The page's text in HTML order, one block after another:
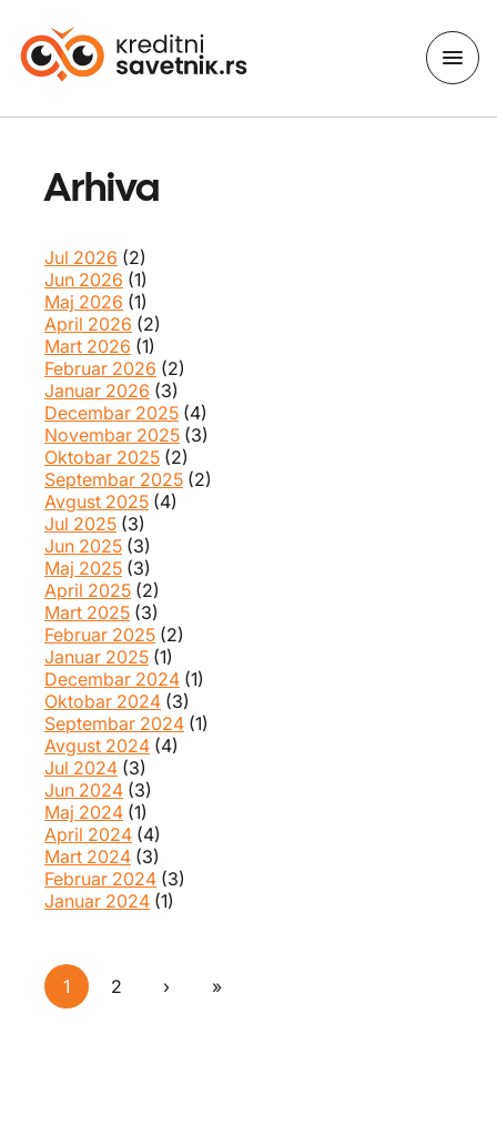
Arhiva
Jul 2026 (2)
Jun 2026 (1)
Maj 2026 (1)
April 2026 (2)
Mart 2026 (1)
Februar 2026 (2)
Januar 2026 (3)
Decembar 2025 (4)
Novembar 2025 (3)
Oktobar 2025 (2)
Septembar 2025 (2)
Avgust 2025 (4)
Jul 2025 (3)
Jun 2025 (3)
Maj 2025 (3)
April 2025 (2)
Mart 2025 (3)
Februar 2025 (2)
Januar 2025 (1)
Decembar 2024 (1)
Oktobar 2024 (3)
Septembar 2024 (1)
Avgust 2024 (4)
Jul 2024 (3)
Jun 2024 (3)
Maj 2024 (1)
April 2024 (4)
Mart 2024 (3)
Februar 2024 (3)
Januar 2024 (1)
1 2 › »